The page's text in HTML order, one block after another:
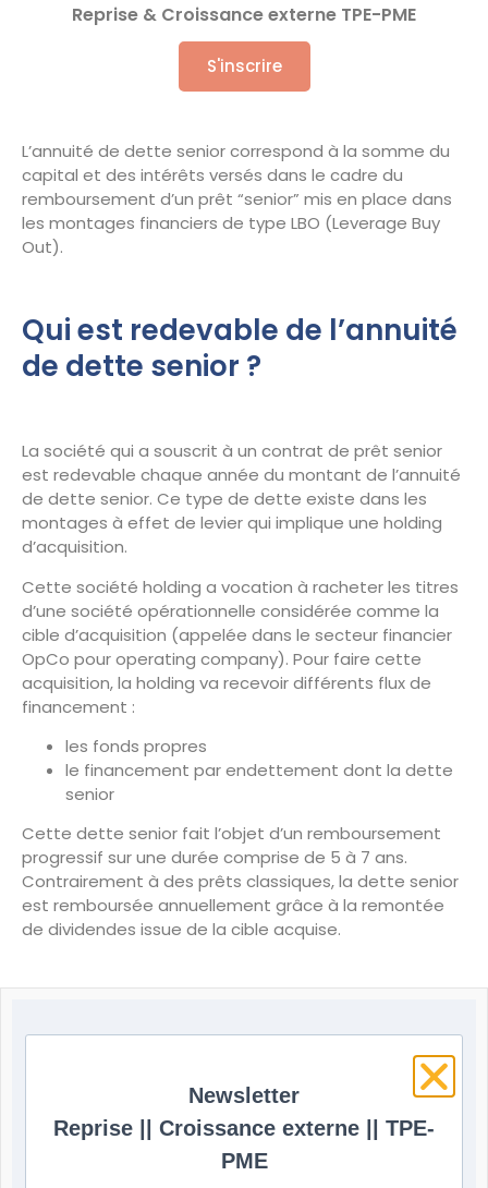
L’annuité de dette senior correspond à la somme du
capital et des intérêts versés dans le cadre du
remboursement d’un prêt “senior” mis en place dans
les montages financiers de type LBO (Leverage Buy
Out).
Qui est redevable de l’annuité
de dette senior ?
La société qui a souscrit à un contrat de prêt senior
est redevable chaque année du montant de l’annuité
de dette senior. Ce type de dette existe dans les
montages à effet de levier qui implique une holding
d’acquisition.
Cette société holding a vocation à racheter les titres
d’une société opérationnelle considérée comme la
cible d’acquisition (appelée dans le secteur financier
OpCo pour operating company). Pour faire cette
acquisition, la holding va recevoir différents flux de
financement :
les fonds propres
le financement par endettement dont la dette
senior
Cette dette senior fait l’objet d’un remboursement
progressif sur une durée comprise de 5 à 7 ans.
Contrairement à des prêts classiques, la dette senior
est remboursée annuellement grâce à la remontée
de dividendes issue de la cible acquise.
senior ?
Le coût d’une dette senior est très dépendant du
montage financier et du risque associé à l’opération
Reprise & Croissance externe TPE-PME
S'inscrire
Newsletter
Reprise || Croissance externe || TPE-
PME